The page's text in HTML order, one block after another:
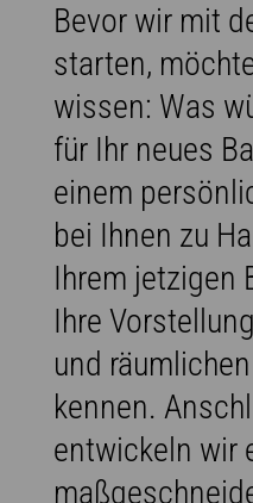
Bevor wir mit
starten,
wissen: Was
für Ihr neues
einem
bei Ihnen zu
Ihrem jetzigen
Ihre
und
kennen.
entwickeln wir